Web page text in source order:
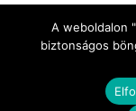
Jogi Nyilatkozat
A weboldalon
biztonságos